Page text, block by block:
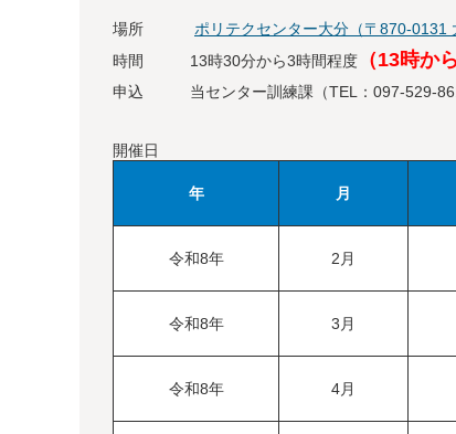
場所
ポリテクセンター大分（〒870-0131
時間 13時30分から3時間程度
（13時か
申込 当センター訓練課（TEL：097-529-
開催日
年 月
令和8年 2月
令和8年 3月
令和8年 4月